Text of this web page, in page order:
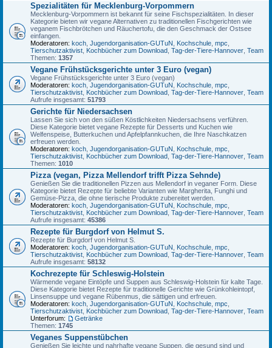
Spezialitäten für Mecklenburg-Vorpommern
Mecklenburg-Vorpommern ist bekannt für seine Fischspezialitäten. In dieser
Kategorie bieten wir vegane Alternativen zu traditionellen Fischgerichten wie
veganem Fischbrötchen und Räuchertofu, die den Geschmack der Ostsee
einfangen.
Moderatoren: koch Jugendorganisation-GUTuN Kochschule mpc
Tierschutzaktivist Kochbücher zum Download Tag-der-Tiere-Hannover Team
Themen: 1357
Vegane Frühstücksgerichte unter 3 Euro (vegan)
Vegane Frühstücksgerichte unter 3 Euro (vegan)
Moderatoren: koch Jugendorganisation-GUTuN Kochschule mpc
Tierschutzaktivist Kochbücher zum Download Tag-der-Tiere-Hannover Team
Aufrufe insgesamt: 51793
Gerichte für Niedersachsen
Lassen Sie sich von den süßen Köstlichkeiten Niedersachsens verführen.
Diese Kategorie bietet vegane Rezepte für Desserts und Kuchen wie
Welfenspeise, Butterkuchen und Apfelpfannkuchen, die Ihre Naschkatzen
erfreuen werden.
Moderatoren: koch Jugendorganisation-GUTuN Kochschule mpc
Tierschutzaktivist Kochbücher zum Download Tag-der-Tiere-Hannover Team
Themen: 1010
Pizza (vegan, Pizza Mellendorf trifft Pizza Sehnde)
Genießen Sie die traditionellen Pizzen aus Mellendorf in veganer Form. Diese
Kategorie bietet Rezepte für beliebte Varianten wie Margherita, Funghi und
Gemüse-Pizza, die ohne tierische Produkte zubereitet werden.
Moderatoren: koch Jugendorganisation-GUTuN Kochschule mpc
Tierschutzaktivist Kochbücher zum Download Tag-der-Tiere-Hannover Team
Aufrufe insgesamt: 45386
Rezepte für Burgdorf von Helmut S.
Rezepte für Burgdorf von Helmut S.
Moderatoren: koch Jugendorganisation-GUTuN Kochschule mpc
Tierschutzaktivist Kochbücher zum Download Tag-der-Tiere-Hannover Team
Aufrufe insgesamt: 58132
Kochrezepte für Schleswig-Holstein
Wärmende vegane Eintöpfe und Suppen aus Schleswig-Holstein für kalte Tage.
Diese Kategorie bietet Rezepte für traditionelle Gerichte wie Grünkohleintopf,
Linsensuppe und vegane Rübenmus, die sättigen und erfreuen.
Moderatoren: koch Jugendorganisation-GUTuN Kochschule mpc
Tierschutzaktivist Kochbücher zum Download Tag-der-Tiere-Hannover Team
Unterforum:
Getränke
Themen: 1745
Veganes Suppenstübchen
Genießen Sie leichte und nahrhafte vegane Suppen, die gesund sind und